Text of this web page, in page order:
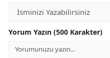
Yorum Yazın (500 Karakter)